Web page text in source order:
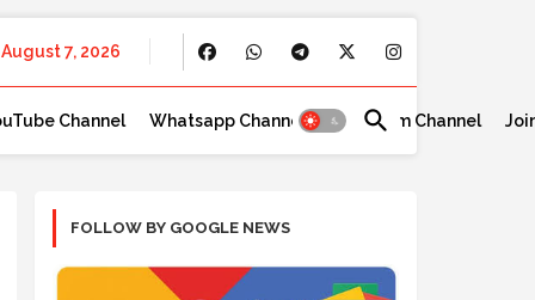
August 7, 2026
Channel Whatsapp Channel Telegram Channel
FOLLOW BY GOOGLE NEWS